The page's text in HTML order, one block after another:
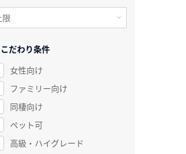
こだわり条件
女性向け
ファミリー向け
同棲向け
ペット可
高級・ハイグレード